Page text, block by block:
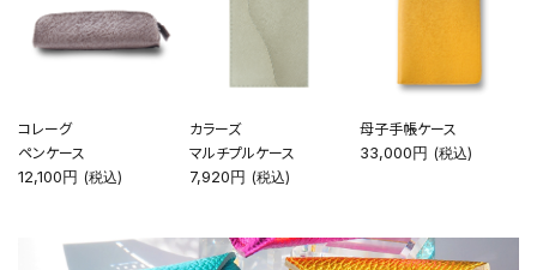
ガイドライン
実店舗へのアクセス
コレーグ
ペンケース
12,100円 (税込)
カラーズ
マルチプルケース
7,920円 (税込)
母子手帳ケース
33,000円 (税込)